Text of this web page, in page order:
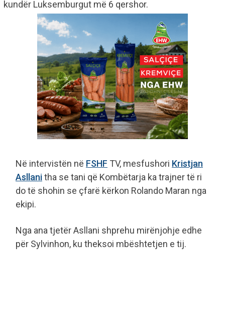
kundër Luksemburgut më 6 qershor.
Në intervistën në FSHF TV, mesfushori Kristjan
Asllanitha se tani që Kombëtarja ka trajner të ri
do të shohin se çfarë kërkon Rolando Maran nga
ekipi.
Nga ana tjetër Asllani shprehu mirënjohje edhe
për Sylvinhon, ku theksoi mbështetjen e tij.